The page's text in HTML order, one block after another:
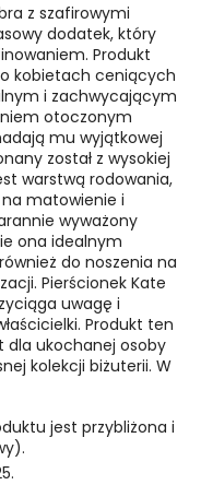
z szafirowymi
dodatek, który
Produkt
kobietach ceniących
i zachwycającym
otoczonym
mu wyjątkowej
został z wysokiej
warstwą rodowania,
matowienie i
wyważony
ona idealnym
do noszenia na
Pierścionek Kate
uwagę i
Produkt ten
dla ukochanej osoby
kolekcji biżuterii. W
jest przybliżona i